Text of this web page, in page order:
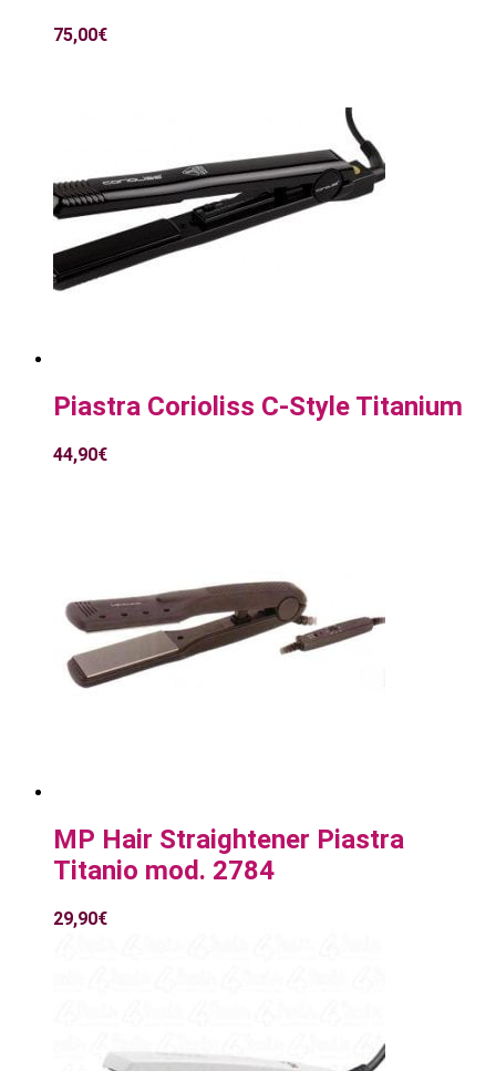
75,00€
Piastra Corioliss C-Style Titanium
44,90€
MP Hair Straightener Piastra
Titanio mod. 2784
29,90€